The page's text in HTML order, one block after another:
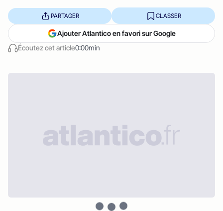
Écoutez cet article0:00min
PARTAGER CLASSER
Ajouter Atlantico en favori sur Google